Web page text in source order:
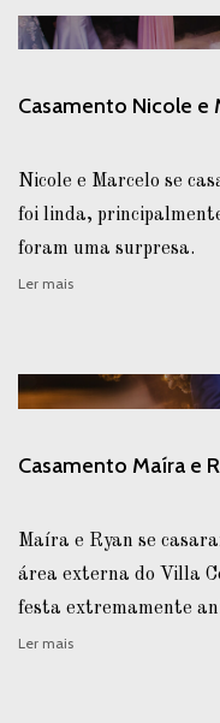
Casamento Nicole e
Nicole e Marcelo se
foi linda,
foram uma surpresa.
Ler mais
Casamento Maíra e
Maíra e Ryan se
área externa do Villa
festa extremamente
Ler mais